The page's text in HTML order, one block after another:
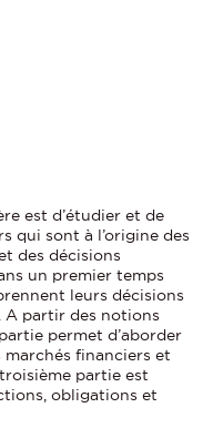
est d’étudier et de
qui sont à l’origine des
des décisions
un premier temps
leurs décisions
A partir des notions
permet d’aborder
marchés financiers et
partie est
obligations et